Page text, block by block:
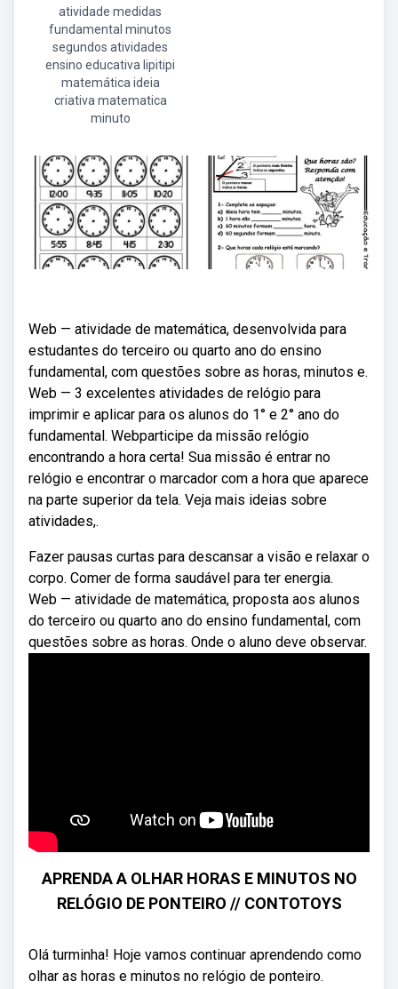
atividade medidas
fundamental minutos
segundos atividades
ensino educativa lipitipi
matemática ideia
criativa matematica
minuto
Web — atividade de matemática, desenvolvida para
estudantes do terceiro ou quarto ano do ensino
fundamental, com questões sobre as horas, minutos e.
Web — 3 excelentes atividades de relógio para
imprimir e aplicar para os alunos do 1° e 2° ano do
fundamental. Webparticipe da missão relógio
encontrando a hora certa! Sua missão é entrar no
relógio e encontrar o marcador com a hora que aparece
na parte superior da tela. Veja mais ideias sobre
atividades,.
Fazer pausas curtas para descansar a visão e relaxar o
corpo. Comer de forma saudável para ter energia.
Web — atividade de matemática, proposta aos alunos
do terceiro ou quarto ano do ensino fundamental, com
questões sobre as horas. Onde o aluno deve observar.
APRENDA A OLHAR HORAS E MINUTOS NO
RELÓGIO DE PONTEIRO // CONTOTOYS
Olá turminha! Hoje vamos continuar aprendendo como
olhar as horas e minutos no relógio de ponteiro.